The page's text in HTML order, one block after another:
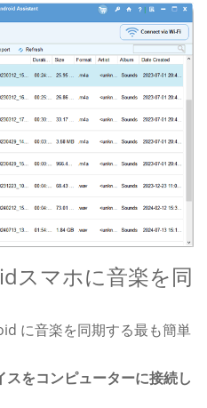
スマホに音楽を同
に音楽を同期する最も簡単
をコンピューターに接続し